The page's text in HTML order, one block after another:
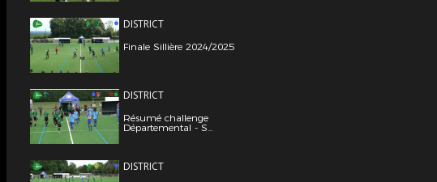
DISTRICT
Finale Sillière 2024/2025
DISTRICT
Résumé challenge
Départemental - S...
DISTRICT